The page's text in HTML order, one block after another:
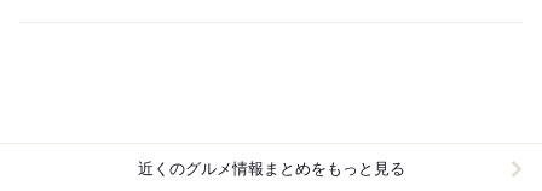
近くのグルメ情報まとめをもっと見る